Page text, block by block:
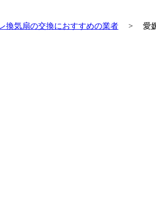
換気扇の交換におすすめの業者 > 愛